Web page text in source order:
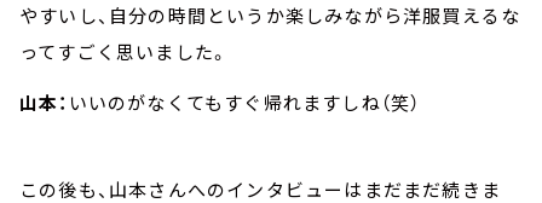
やすいし、自分の時間というか楽しみながら洋服買えるな
ってすごく思いました。
山本： いいのがなくてもすぐ帰れますしね（笑）
この後も、山本さんへのインタビューはまだまだ続きま